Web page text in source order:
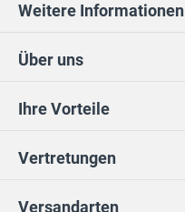
Ihre Vorteile
Vertretungen
Über uns
Weitere Informationen
Versandarten